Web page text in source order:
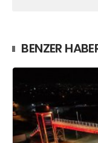
BENZER